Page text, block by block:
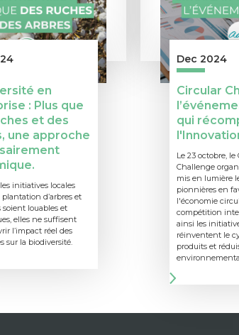
en
: Plus que
et des
une approche
initiatives locales
d’arbres et
soient louables et
elles ne suffisent
l’impact réel des
sur la biodiversité.
Dec 2024
Circular
qui
Le 23 octobre, le
Challenge
mis en lumière
pionnières en
l'économie
compétition
ainsi les
réinventent le
produits et